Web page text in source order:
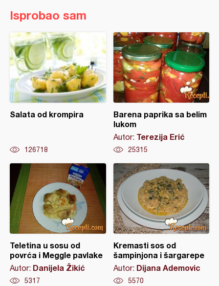
Isprobao sam
Salata od krompira
126718
Barena paprika sa belim
lukom
Autor: Terezija Erić
25315
Teletina u sosu od
povrća i Meggle pavlake
Autor: Danijela Žikić
5317
Kremasti sos od
šampinjona i šargarepe
Autor: Dijana Ademovic
5570